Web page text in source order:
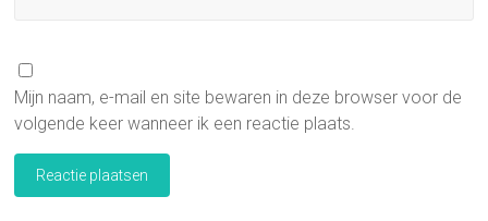
Mijn naam, e-mail en site bewaren in deze browser voor de
volgende keer wanneer ik een reactie plaats.